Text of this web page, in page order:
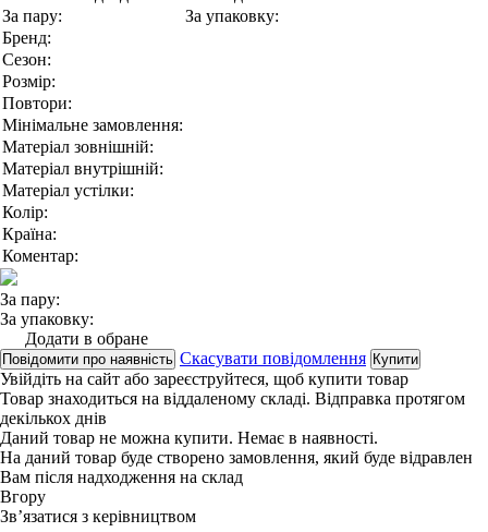
За пару:
За упаковку:
Бренд:
Сезон:
Розмір:
Повтори:
Мінімальне замовлення:
Матеріал зовнішній:
Матеріал внутрішній:
Матеріал устілки:
Колір:
Країна:
Коментар:
За пару:
За упаковку:
Додати в обране
Повідомити про наявність Скасувати повідомлення Купити
Увійдіть на сайт або зареєструйтеся, щоб купити товар
Товар знаходиться на віддаленому складі. Відправка протягом
декількох днів
Даний товар не можна купити. Немає в наявності.
На даний товар буде створено замовлення, який буде відравлен
Вам після надходження на склад
Вгору
Зв’язатися з керівництвом